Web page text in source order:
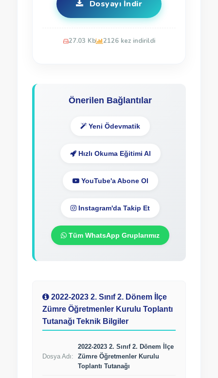
Dosyayı İndir
27.03 Kb 2126 kez indirildi
Önerilen Bağlantılar
Yeni Ödevmatik
Hızlı Okuma Eğitimi Al
YouTube'a Abone Ol
Instagram'da Takip Et
Tüm WhatsApp Gruplarımız
2022-2023 2. Sınıf 2. Dönem İlçe
Zümre Öğretmenler Kurulu Toplantı
Tutanağı Teknik Bilgiler
Dosya Adı:
2022-2023 2. Sınıf 2. Dönem İlçe
Zümre Öğretmenler Kurulu
Toplantı Tutanağı